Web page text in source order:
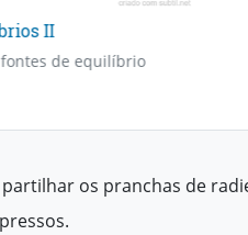
II
de equilíbrio
os pranchas de